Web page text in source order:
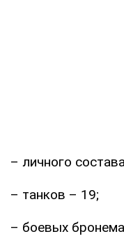
– личного
– танков – 19;
– боевых